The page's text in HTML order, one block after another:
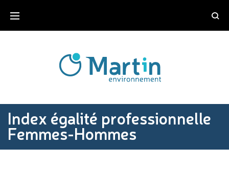
Index égalité professionnelle
Femmes-Hommes